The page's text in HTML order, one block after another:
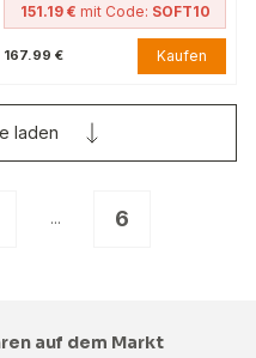
151.19 € mit Code: SOFT10
167.99 € Kaufen
... 6
laden
auf dem Markt